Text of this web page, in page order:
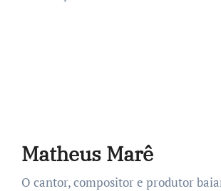
Matheus Marê
O cantor, compositor e produtor